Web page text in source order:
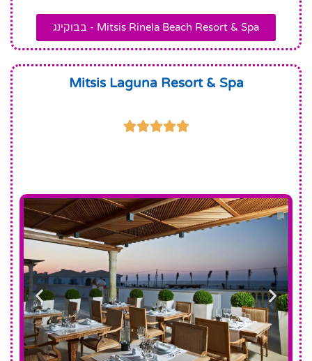
Mitsis Rinela Beach Resort & Spa - בבוקינג
Mitsis Laguna Resort & Spa




